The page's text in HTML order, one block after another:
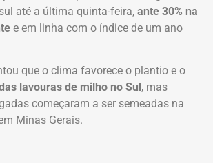
até a última quinta-feira, ante 30% na
e em linha com o índice de um ano
que o clima favorece o plantio e o
lavouras de milho no Sul , mas
começaram a ser semeadas na
Minas Gerais.